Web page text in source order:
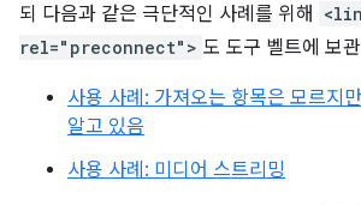
되 다음과 같은 극단적인 사례를 위해
rel="preconnect"> 도 도구 벨트에 보
사용 사례: 가져오는 항목은 모르지
알고 있음
사용 사례: 미디어 스트리밍